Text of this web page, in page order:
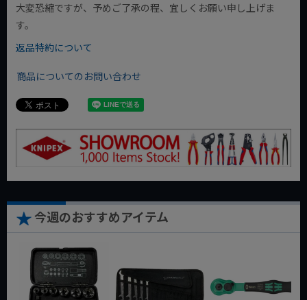
大変恐縮ですが、予めご了承の程、宜しくお願い申し上げま
す。
返品特約について
商品についてのお問い合わせ
今週のおすすめアイテム